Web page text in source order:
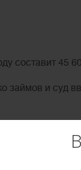
составит 45
и суд
—
25 000;